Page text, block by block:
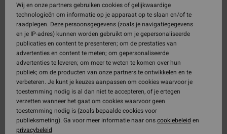
Wij en onze partners gebruiken cookies of gelijkwaardige
technologieën om informatie op je apparaat op te slaan en/of te
raadplegen. Deze persoonsgegevens (zoals je navigatiegegevens
en je IP-adres) kunnen worden gebruikt om je gepersonaliseerde
publicaties en content te presenteren; om de prestaties van
advertenties en content te meten; om gepersonaliseerde
advertenties te leveren; om meer te weten te komen over hun
publiek; om de producten van onze partners te ontwikkelen en te
verbeteren. Je kunt je keuzes aanpassen om cookies waarvoor je
toestemming nodig is al dan niet te accepteren, of je ertegen
verzetten wanneer het gaat om cookies waarvoor geen
toestemming nodig is (zoals bepaalde cookies voor
publieksmeting). Ga voor meer informatie naar onscookiebeleid en
privacybeleid